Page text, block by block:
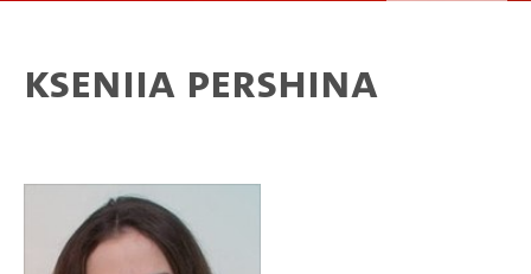
Kseniia Pershina